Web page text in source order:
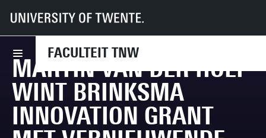
FACULTEIT TNW
UT Faculteiten TNW
Nieuws
Martin van der Hoef wint Brinksma Innovation Grant met vernieuwende
MARTIN VAN DER HOEF
WINT BRINKSMA
INNOVATION GRANT